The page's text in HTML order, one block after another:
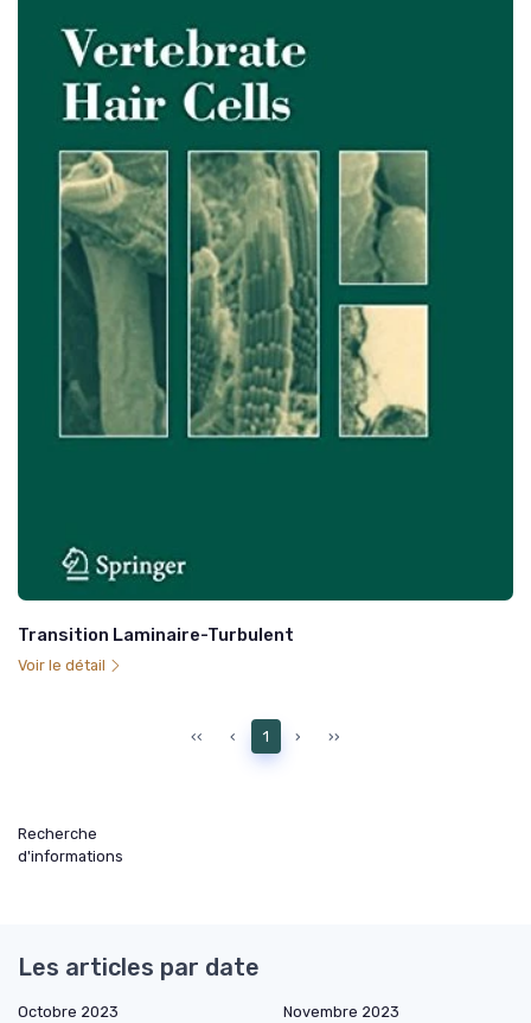
Transition Laminaire-Turbulent
Voir le détail
‹‹ ‹ 1 › ››
Recherche
d'informations
Les articles par date
Octobre 2023
Novembre 2023